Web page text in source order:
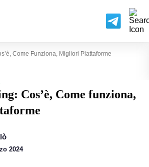
Come Funziona, Migliori Piattaforme
Cos’è, Come funziona,
2024